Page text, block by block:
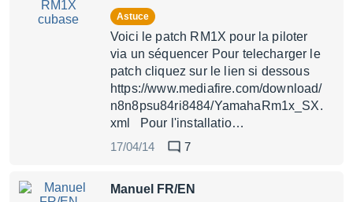
Astuce
Voici le patch RM1X pour la piloter
via un séquencer Pour telecharger le
patch cliquez sur le lien si dessous
https://www.mediafire.com/download/
n8n8psu84ri8484/YamahaRm1x_SX.
xml Pour l'installatio…
17/04/14
7
Manuel FR/EN